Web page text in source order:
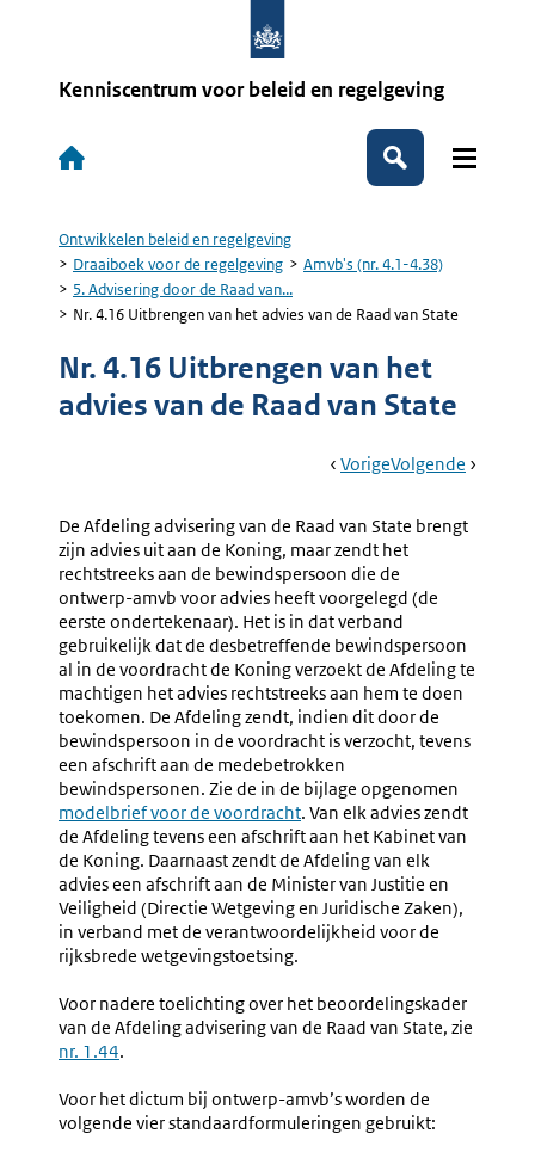
Kenniscentrum voor beleid en regelgeving
Hoofdnavigatie
Zoeken
Kruimelpad
Ontwikkelen beleid en regelgeving
Draaiboek voor de regelgeving
Amvb's (nr. 4.1-4.38)
5. Advisering door de Raad van...
Nr. 4.16 Uitbrengen van het advies van de Raad van State
Nr. 4.16 Uitbrengen van het
advies van de Raad van State
Book
Ga
VorigePagina:
Intrekken
Van
De
Adviesaanvraag
Ga
Volgende Pagina:
De Afdeling advisering van de Raad van State brengt
zijn advies uit aan de Koning, maar zendt het
rechtstreeks aan de bewindspersoon die de
ontwerp-amvb voor advies heeft voorgelegd (de
eerste ondertekenaar). Het is in dat verband
gebruikelijk dat de desbetreffende bewindspersoon
al in de voordracht de Koning verzoekt de Afdeling te
machtigen het advies rechtstreeks aan hem te doen
toekomen. De Afdeling zendt, indien dit door de
bewindspersoon in de voordracht is verzocht, tevens
een afschrift aan de medebetrokken
bewindspersonen. Zie de in de bijlage opgenomen
modelbrief voor de voordracht. Van elk advies zendt
de Afdeling tevens een afschrift aan het Kabinet van
de Koning. Daarnaast zendt de Afdeling van elk
advies een afschrift aan de Minister van Justitie en
Veiligheid (Directie Wetgeving en Juridische Zaken),
in verband met de verantwoordelijkheid voor de
rijksbrede wetgevingstoetsing.
Voor nadere toelichting over het beoordelingskader
van de Afdeling advisering van de Raad van State, zie
nr. 1.44.
Voor het dictum bij ontwerp-amvb’s worden de
volgende vier standaardformuleringen gebruikt: